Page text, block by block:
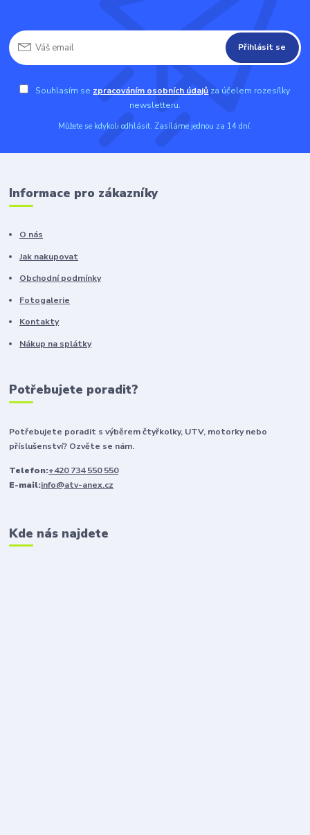
Přihlásit se
Souhlasím se zpracováním osobních údajů za účelem rozesílky
newsletteru.
Můžete se kdykoli odhlásit. Zasíláme jednou za 14 dní.
Informace pro zákazníky
O nás
Jak nakupovat
Obchodní podmínky
Fotogalerie
Kontakty
Nákup na splátky
Potřebujete poradit?
Potřebujete poradit s výběrem čtyřkolky, UTV, motorky nebo
příslušenství? Ozvěte se nám.
Telefon:+420 734 550 550
E-mail:info@atv-anex.cz
Kde nás najdete